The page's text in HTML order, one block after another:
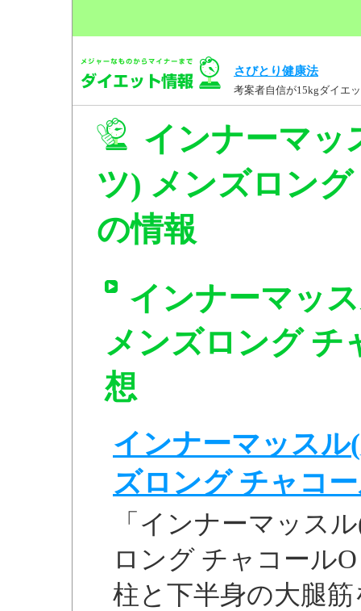
さびとり健康法
考案者自信が15kgダイエ
インナーマッ
ツ) メンズロン
の情報
インナーマッ
メンズロング チ
想
インナーマッス
ズロング チャコ
「インナーマッス
ロング チャコール
柱と下半身の大腿